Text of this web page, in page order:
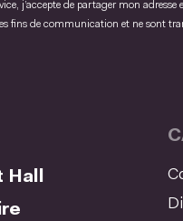
j’accepte de partager mon
fins de communication et ne sont
Hall